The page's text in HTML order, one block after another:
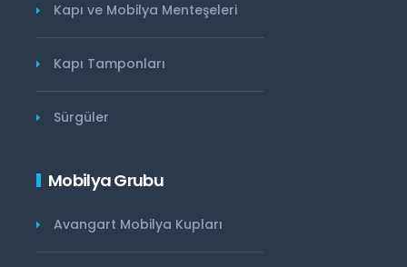
Kapı ve Mobilya Menteşeleri
Kapı Tamponları
Sürgüler
Mobilya Grubu
Avangart Mobilya Kupları